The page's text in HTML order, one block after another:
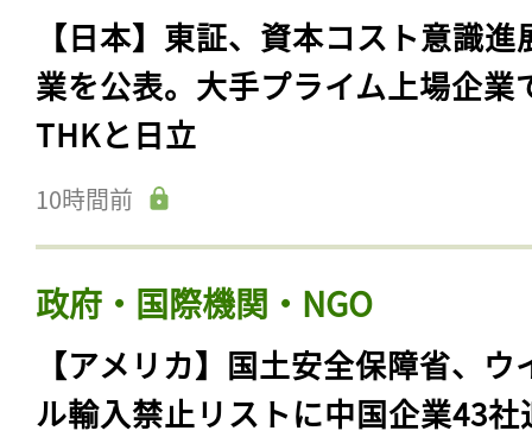
【日本】東証、資本コスト意識進
業を公表。大手プライム上場企業
THKと日立
10時間前
政府・国際機関・NGO
【アメリカ】国土安全保障省、ウ
ル輸入禁止リストに中国企業43社